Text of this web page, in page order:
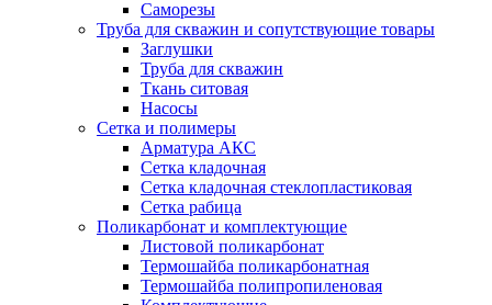
Саморезы
Труба для скважин и сопутствующие товары
Заглушки
Труба для скважин
Ткань ситовая
Насосы
Сетка и полимеры
Арматура АКС
Сетка кладочная
Сетка кладочная стеклопластиковая
Сетка рабица
Поликарбонат и комплектующие
Листовой поликарбонат
Термошайба поликарбонатная
Термошайба полипропиленовая